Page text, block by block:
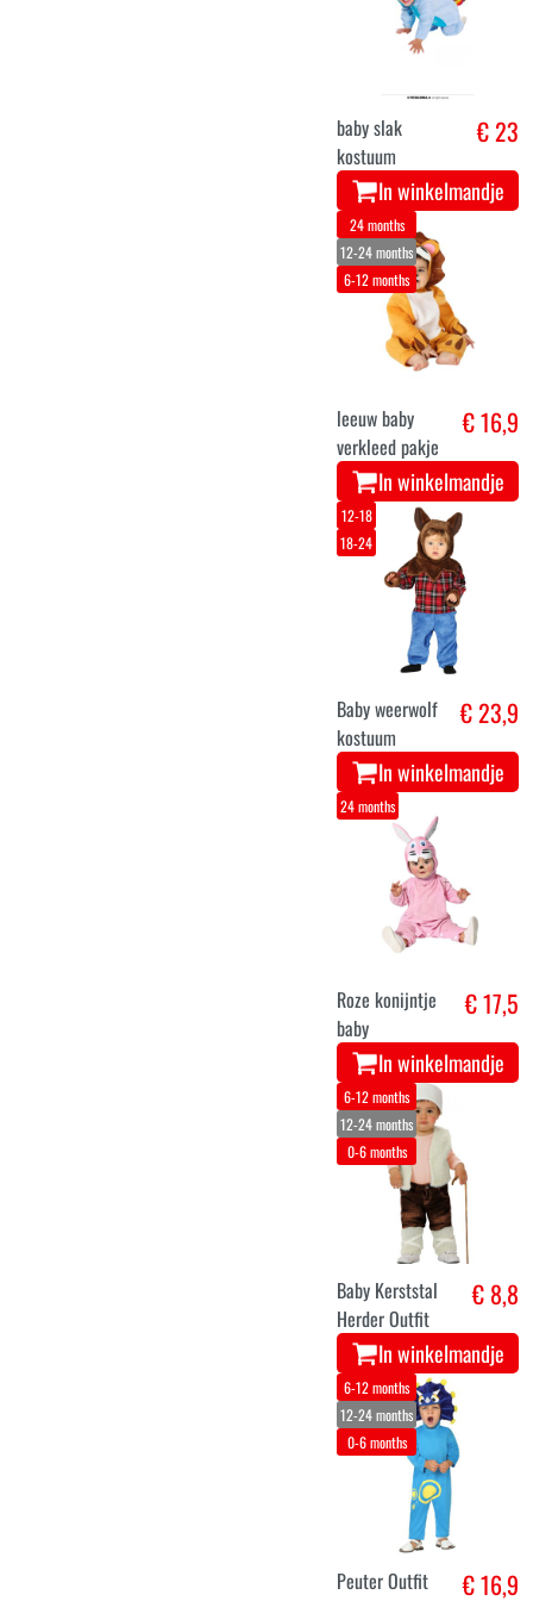
baby slak
kostuum
€ 23
In winkelmandje
24 months
12-24 months
6-12 months
leeuw baby
verkleed pakje
€ 16,9
In winkelmandje
12-18
18-24
Baby weerwolf
kostuum
€ 23,9
In winkelmandje
24 months
Roze konijntje
baby
€ 17,5
In winkelmandje
6-12 months
12-24 months
0-6 months
Baby Kerststal
Herder Outfit
€ 8,8
In winkelmandje
6-12 months
12-24 months
0-6 months
Peuter Outfit
€ 16,9